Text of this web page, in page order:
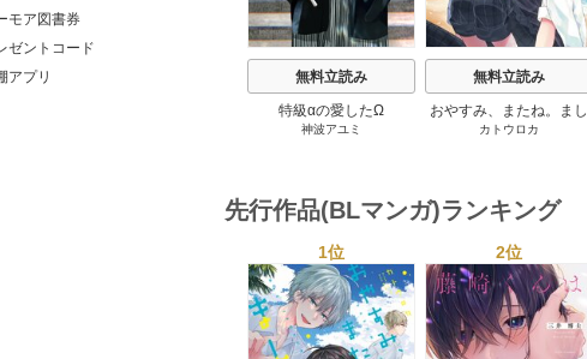
モア図書券
ゼントコード
アプリ
無料立読み
特級αの愛したΩ
神波アユミ
無料立読み
おやすみ、またね。まし
ろくん。【電子限定漫画
カトウロカ
先行作品(BLマンガ)ランキング
s
1位 2位